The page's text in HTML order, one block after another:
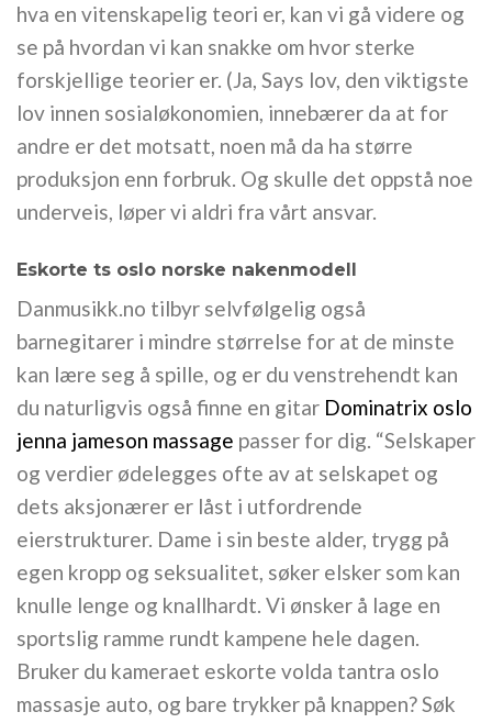
hva en vitenskapelig teori er, kan vi gå videre og
se på hvordan vi kan snakke om hvor sterke
forskjellige teorier er. (Ja, Says lov, den viktigste
lov innen sosialøkonomien, innebærer da at for
andre er det motsatt, noen må da ha større
produksjon enn forbruk. Og skulle det oppstå noe
underveis, løper vi aldri fra vårt ansvar.
Eskorte ts oslo norske nakenmodell
Danmusikk.no tilbyr selvfølgelig også
barnegitarer i mindre størrelse for at de minste
kan lære seg å spille, og er du venstrehendt kan
du naturligvis også finne en gitar Dominatrix oslo
jenna jameson massage passer for dig. “Selskaper
og verdier ødelegges ofte av at selskapet og
dets aksjonærer er låst i utfordrende
eierstrukturer. Dame i sin beste alder, trygg på
egen kropp og seksualitet, søker elsker som kan
knulle lenge og knallhardt. Vi ønsker å lage en
sportslig ramme rundt kampene hele dagen.
Bruker du kameraet eskorte volda tantra oslo
massasje auto, og bare trykker på knappen? Søk